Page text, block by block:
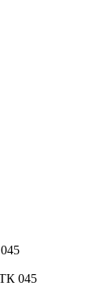
045